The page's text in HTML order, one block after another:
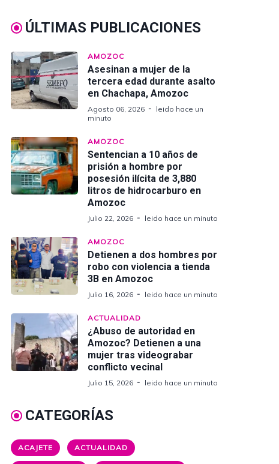
ÚLTIMAS PUBLICACIONES
AMOZOC
Asesinan a mujer de la
tercera edad durante asalto
en Chachapa, Amozoc
Agosto 06, 2026
leido hace un
minuto
AMOZOC
Sentencian a 10 años de
prisión a hombre por
posesión ilícita de 3,880
litros de hidrocarburo en
Amozoc
Julio 22, 2026 leido hace un minuto
AMOZOC
Detienen a dos hombres por
robo con violencia a tienda
3B en Amozoc
Julio 16, 2026 leido hace un minuto
ACTUALIDAD
¿Abuso de autoridad en
Amozoc? Detienen a una
mujer tras videograbar
conflicto vecinal
Julio 15, 2026 leido hace un minuto
CATEGORÍAS
ACAJETE ACTUALIDAD